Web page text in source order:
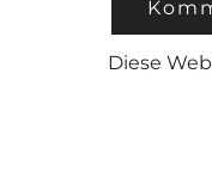
Diese